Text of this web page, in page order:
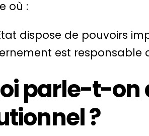
où :
dispose de pouvoirs
est responsable
parle-t-on
?